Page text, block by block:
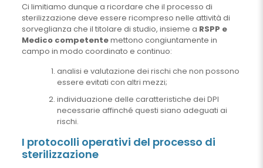
Ci limitiamo dunque a ricordare che il processo di
sterilizzazione deve essere ricompreso nelle attività di
sorveglianza che il titolare di studio, insieme a RSPP e
Medico competentemettono congiuntamente in
campo in modo coordinato e continuo:
analisi e valutazione dei rischi che non possono
essere evitati con altri mezzi;
individuazione delle caratteristiche dei DPI
necessarie affinché questi siano adeguati ai
rischi.
I protocolli operativi del processo di
sterilizzazione